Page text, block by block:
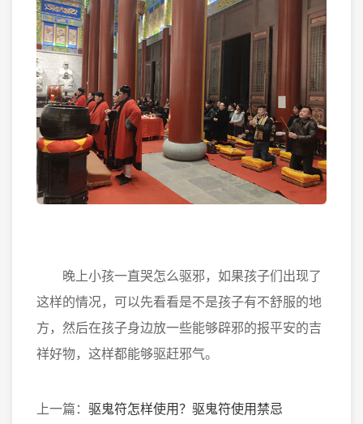
晚上小孩一直哭怎么驱邪，如果孩子们出现了
这样的情况，可以先看看是不是孩子有不舒服的地
方，然后在孩子身边放一些能够辟邪的报平安的吉
祥好物，这样都能够驱赶邪气。
上一篇： 驱鬼符怎样使用？驱鬼符使用禁忌